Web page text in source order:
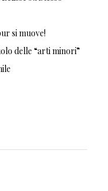
si muove!
delle “arti minori”